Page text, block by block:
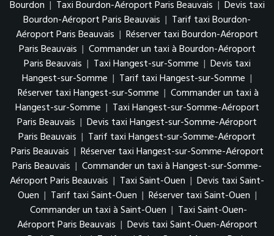
Bourdon | Taxi Bourdon-Aéroport Paris Beauvais | Devis taxi
Bourdon-Aéroport Paris Beauvais | Tarif taxi Bourdon-
Aéroport Paris Beauvais | Réserver taxi Bourdon-Aéroport
Paris Beauvais | Commander un taxi à Bourdon-Aéroport
Paris Beauvais | Taxi Hangest-sur-Somme | Devis taxi
Hangest-sur-Somme | Tarif taxi Hangest-sur-Somme |
Réserver taxi Hangest-sur-Somme | Commander un taxi à
Hangest-sur-Somme | Taxi Hangest-sur-Somme-Aéroport
Paris Beauvais | Devis taxi Hangest-sur-Somme-Aéroport
Paris Beauvais | Tarif taxi Hangest-sur-Somme-Aéroport
Paris Beauvais | Réserver taxi Hangest-sur-Somme-Aéroport
Paris Beauvais | Commander un taxi à Hangest-sur-Somme-
Aéroport Paris Beauvais | Taxi Saint-Ouen | Devis taxi Saint-
Ouen | Tarif taxi Saint-Ouen | Réserver taxi Saint-Ouen |
Commander un taxi à Saint-Ouen | Taxi Saint-Ouen-
Aéroport Paris Beauvais | Devis taxi Saint-Ouen-Aéroport